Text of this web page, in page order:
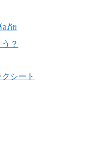
ภัย
？
シート